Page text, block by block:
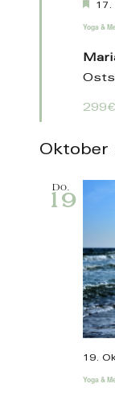
Yoga &
17.
299€
Oktober
Do.
19
Yoga &
19.